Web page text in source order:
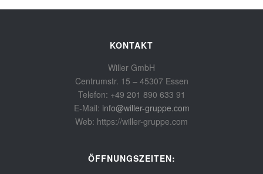
KONTAKT
Willer GmbH
Centrumstr. 15 – 45307 Essen
Telefon: +49 201 890 633 91
E-Mail: info@willer-gruppe.com
Web: https://willer-gruppe.com
ÖFFNUNGSZEITEN: